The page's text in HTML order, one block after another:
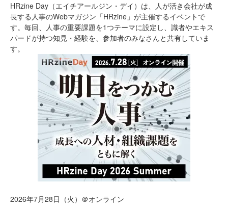
HRzine Day（エイチアールジン・デイ）は、人が活き会社が成
長する人事のWebマガジン「HRzine」が主催するイベントで
す。毎回、人事の重要課題を1つテーマに設定し、識者やエキス
パードが持つ知見・経験を、参加者のみなさんと共有していま
す。
2026年7月28日（火）＠オンライン